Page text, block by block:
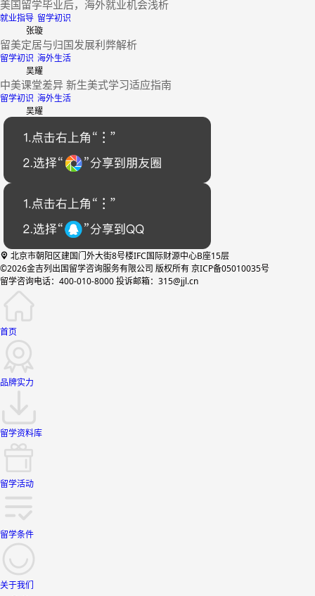
美国留学毕业后，海外就业机会浅析
就业指导 留学初识
张璇
留美定居与归国发展利弊解析
留学初识 海外生活
吴耀
中美课堂差异 新生美式学习适应指南
留学初识 海外生活
吴耀
北京市朝阳区建国门外大街8号楼IFC国际财源中心B座15层
©2026金吉列出国留学咨询服务有限公司 版权所有 京ICP备05010035号
留学咨询电话：400-010-8000 投诉邮箱：315@jjl.cn
首页
品牌实力
留学资料库
留学活动
留学条件
关于我们